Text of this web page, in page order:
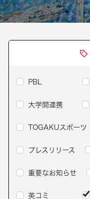
PBL
大学間連携
TOGAKUスポーツ
プレスリリース
重要なお知らせ
英コミ